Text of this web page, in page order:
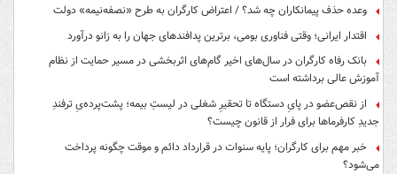
وعده حذف پیمانکاران چه شد؟ / اعتراض کارگران به طرح «نصفه‌نیمه» دولت
اقتدار ایرانی؛ وقتی فناوری بومی، برترین پدافندهای جهان را به زانو درآورد
بانک رفاه کارگران در سال‌های اخیر گام‌های اثربخشی در مسیر حمایت از نظام
آموزش عالی برداشته است
از نقص‌عضو در پایِ دستگاه تا تحقیرِ شغلی در لیستِ بیمه؛ پشت‌پرده‌یِ ترفندِ
جدیدِ کارفرماها برای فرار از قانون چیست؟
خبر مهم برای کارگران؛ پایه سنوات در قرارداد دائم و موقت چگونه پرداخت
می‌شود؟